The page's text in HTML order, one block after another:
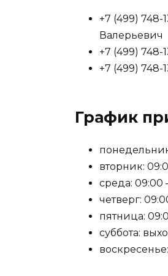
+7 (499)
Валерьевич
+7 (499)
+7 (499)
График
вторник:
среда: 09:00
четверг:
пятница:
суббота: